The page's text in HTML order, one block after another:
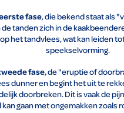
fase, die bekend staat als
tanden zich in de
het tandvlees, wat kan leiden
speekselvorming.
fase,de "eruptie of
dunner en begint het uit te
doorbreken. Dit is vaak de
kan gaan met ongemakken zoals